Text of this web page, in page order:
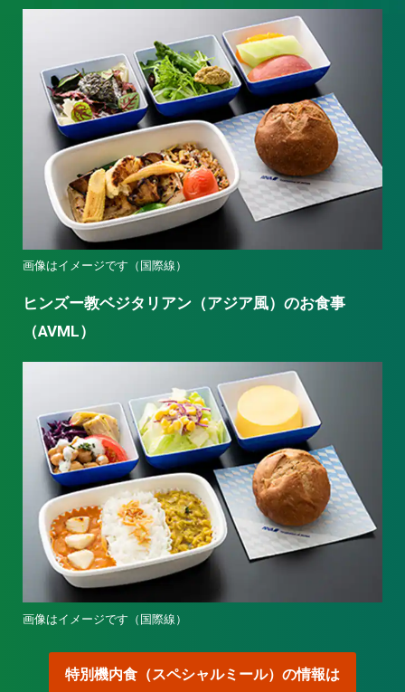
画像はイメージです（国際線）
ヒンズー教ベジタリアン（アジア風）のお食事
（AVML）
画像はイメージです（国際線）
特別機内食（スペシャルミール）の情報は